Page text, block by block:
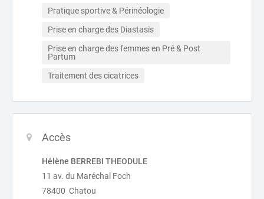
Pratique sportive & Périnéologie
Prise en charge des Diastasis
Prise en charge des femmes en Pré & Post
Partum
Traitement des cicatrices
Accès
Hélène BERREBI THEODULE
11 av. du Maréchal Foch
78400 Chatou